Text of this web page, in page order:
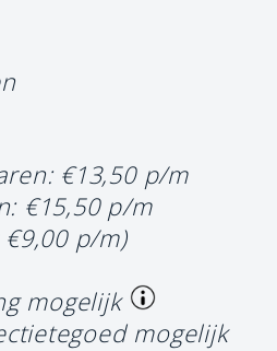
€13,50 p/m
€15,50 p/m
p/m)
mogelijk
mogelijk